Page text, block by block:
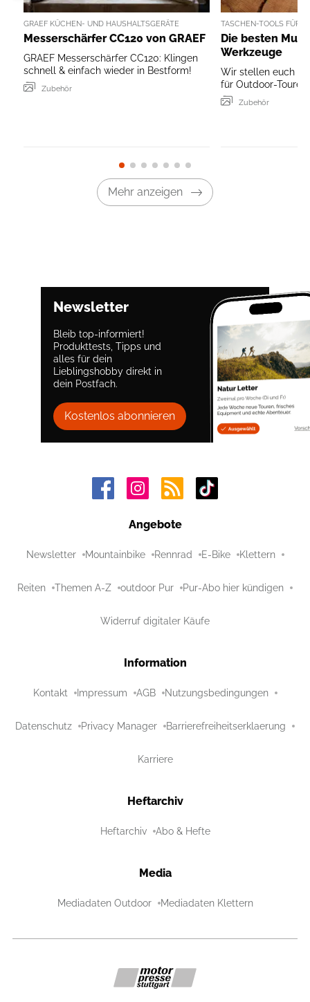
GRAEF KÜCHEN- UND HAUSHALTSGERÄTE
Messerschärfer CC120 von GRAEF
GRAEF Messerschärfer CC120: Klingen
schnell & einfach wieder in Bestform!
Zubehör
TASCHEN-TOOLS FÜR
Die besten
Werkzeuge
Wir stellen euch
für Outdoor-Touren
Zubehör
Mehr anzeigen
Newsletter
Bleib top-informiert!
Produkttests, Tipps und
alles für dein
Lieblingshobby direkt in
dein Postfach.
Kostenlos abonnieren
Angebote
Newsletter Mountainbike Rennrad E-Bike Klettern
Reiten Themen A-Z outdoor Pur Pur-Abo hier kündigen
Widerruf digitaler Käufe
Information
Kontakt Impressum AGB Nutzungsbedingungen
Datenschutz Privacy Manager Barrierefreiheitserklaerung
Karriere
Heftarchiv
Heftarchiv Abo & Hefte
Media
Mediadaten Outdoor Mediadaten Klettern